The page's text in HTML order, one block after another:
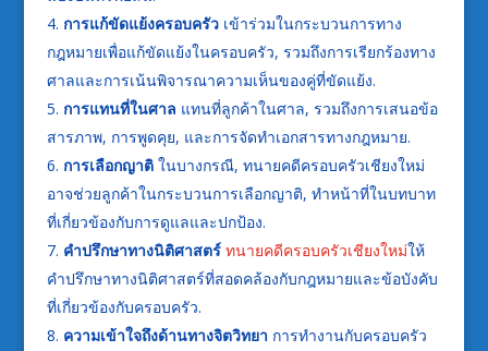
การแก้ขัดแย้งครอบครัวเข้าร่วมในกระบวนการทาง
กฎหมายเพื่อแก้ขัดแย้งในครอบครัว, รวมถึงการเรียกร้องทาง
ศาลและการเน้นพิจารณาความเห็นของคู่ที่ขัดแย้ง.
การแทนที่ในศาล แทนที่ลูกค้าในศาล, รวมถึงการเสนอข้อ
สารภาพ, การพูดคุย, และการจัดทำเอกสารทางกฎหมาย.
การเลือกญาติในบางกรณี, ทนายคดีครอบครัวเชียงใหม่
อาจช่วยลูกค้าในกระบวนการเลือกญาติ, ทำหน้าที่ในบทบาท
ที่เกี่ยวข้องกับการดูแลและปกป้อง.
คำปรึกษาทางนิติศาสตร์ ทนายคดีครอบครัวเชียงใหม่ให้
คำปรึกษาทางนิติศาสตร์ที่สอดคล้องกับกฎหมายและข้อบังคับ
ที่เกี่ยวข้องกับครอบครัว.
ความเข้าใจถึงด้านทางจิตวิทยา การทำงานกับครอบครัว